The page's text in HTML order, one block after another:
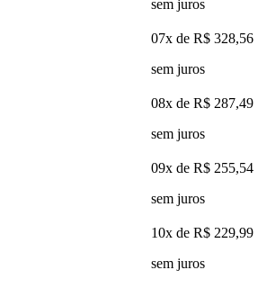
sem juros
07x de R$ 328,56
sem juros
08x de R$ 287,49
sem juros
09x de R$ 255,54
sem juros
10x de R$ 229,99
sem juros